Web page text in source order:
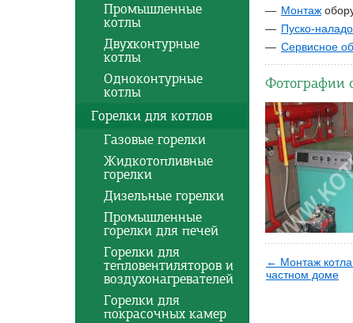
Монтаж
Пуско-
Сервисное
Фотографии
← Монтаж
частном доме
Промышленные
котлы
Двухконтурные
котлы
Одноконтурные
котлы
Горелки для котлов
Газовые горелки
Жидкотопливные
горелки
Дизельные горелки
Промышленные
горелки для печей
Горелки для
тепловентиляторов и
воздухонагревателей
Горелки для
покрасочных камер